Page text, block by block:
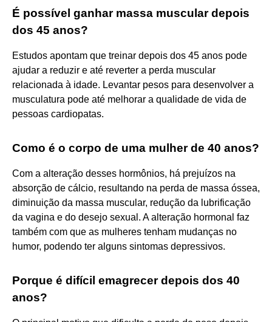
É possível ganhar massa muscular depois
dos 45 anos?
Estudos apontam que treinar depois dos 45 anos pode
ajudar a reduzir e até reverter a perda muscular
relacionada à idade. Levantar pesos para desenvolver a
musculatura pode até melhorar a qualidade de vida de
pessoas cardiopatas.
Como é o corpo de uma mulher de 40 anos?
Com a alteração desses hormônios, há prejuízos na
absorção de cálcio, resultando na perda de massa óssea,
diminuição da massa muscular, redução da lubrificação
da vagina e do desejo sexual. A alteração hormonal faz
também com que as mulheres tenham mudanças no
humor, podendo ter alguns sintomas depressivos.
Porque é difícil emagrecer depois dos 40
anos?